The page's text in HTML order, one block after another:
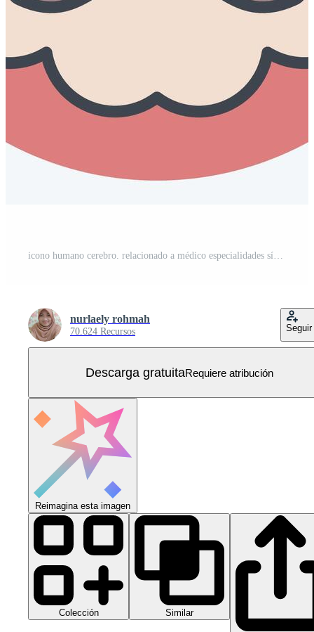
icono humano cerebro. relacionado a médico especialidades símbolo. color compañero estilo. sencillo diseño ilustración Vector Gratis
nurlaely rohmah
70.624 Recursos Seguir
Descarga gratuitaRequiere atribución
Reimagina esta imagen
Colección Similar